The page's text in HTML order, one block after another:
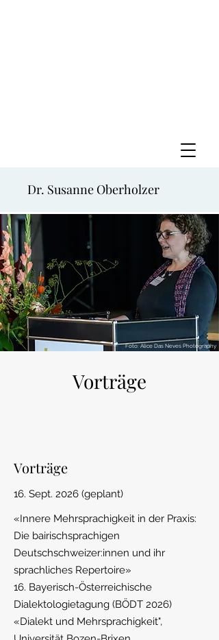
Dr. Susanne Oberholzer
Foto: Alice Das Neves Photography
Vorträge
Vorträge
16. Sept. 2026 (geplant)
«Innere Mehrsprachigkeit in der Praxis:
Die bairischsprachigen
Deutschschweizer:innen und ihr
sprachliches Repertoire»
16. Bayerisch-Österreichische
Dialektologietagung (BÖDT 2026)
«Dialekt und Mehrsprachigkeit",